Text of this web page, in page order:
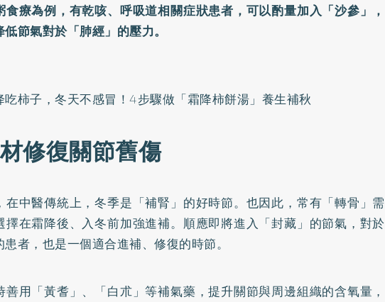
食療為例，有乾咳、呼吸道相關症狀患者，可以酌量加入「沙參」，
節氣對於「肺經」的壓力。
吃柿子，冬天不感冒！4步驟做「霜降柿餅湯」養生補秋
修復關節舊傷
在中醫傳統上，冬季是「補腎」的好時節。也因此，常有「轉骨」需
擇在霜降後、入冬前加強進補。順應即將進入「封藏」的節氣，對於
者，也是一個適合進補、修復的時節。
善用「黃耆」、「白朮」等補氣藥，提升關節與周邊組織的含氧量，